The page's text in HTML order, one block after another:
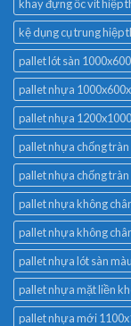
khay đựng ốc vít hiệp
kệ dụng cụ trung hiệp
pallet lót sàn
pallet nhựa
pallet nhựa
pallet nhựa chống
pallet nhựa chống
pallet nhựa không
pallet nhựa không
pallet nhựa lót sàn
pallet nhựa mặt liền
pallet nhựa mới